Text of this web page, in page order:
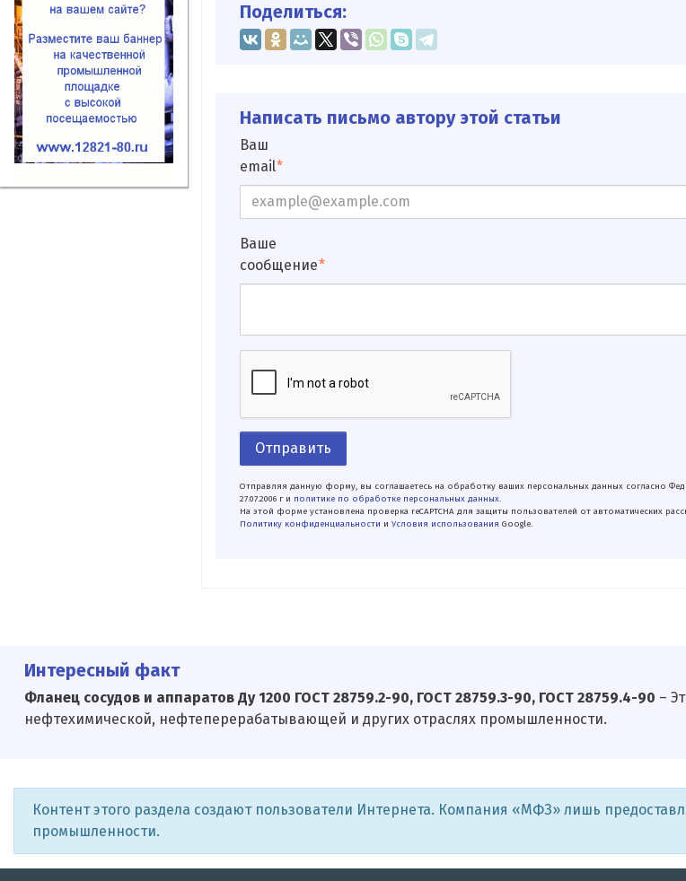
Поделиться:
Написать письмо автору этой статьи
Ваш
email
Ваше
сообщение
Отправить
Отправляя данную форму, вы соглашаетесь на обработку ваших персональных данных согласно
27.07.2006 г и политике по обработке персональных данных.
На этой форме установлена проверка reCAPTCHA для защиты пользователей от автоматических
Политику конфиденциальности и Условия использования Google.
Интересный факт
Фланец сосудов и аппаратов Ду 1200 ГОСТ 28759.2-90, ГОСТ 28759.3-90, ГОСТ 28759.4-90 –
нефтехимической, нефтеперерабатывающей и других отраслях промышленности.
Контент этого раздела создают пользователи Интернета. Компания «МФЗ» лишь
промышленности.